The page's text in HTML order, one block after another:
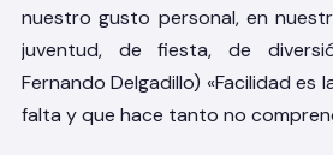
nuestro gusto personal, en
juventud, de fiesta, de
Fernando Delgadillo) «Facilidad es
falta y que hace tanto no